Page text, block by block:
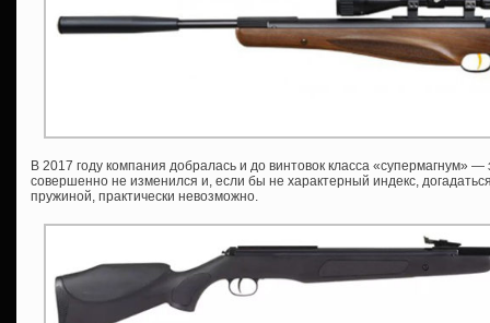
В 2017 году компания добралась и до винтовок класса «супермагнум»
совершенно не изменился и, если бы не характерный индекс,
пружиной, практически невозможно.